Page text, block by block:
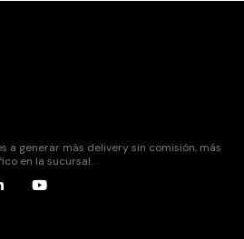
a generar más delivery sin comisión, más
en la sucursal.